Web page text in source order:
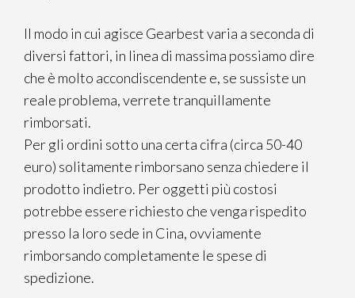
Il modo in cui agisce Gearbest varia a seconda di
diversi fattori, in linea di massima possiamo dire
che è molto accondiscendente e, se sussiste un
reale problema, verrete tranquillamente
rimborsati.
Per gli ordini sotto una certa cifra (circa 50-40
euro) solitamente rimborsano senza chiedere il
prodotto indietro. Per oggetti più costosi
potrebbe essere richiesto che venga rispedito
presso la loro sede in Cina, ovviamente
rimborsando completamente le spese di
spedizione.